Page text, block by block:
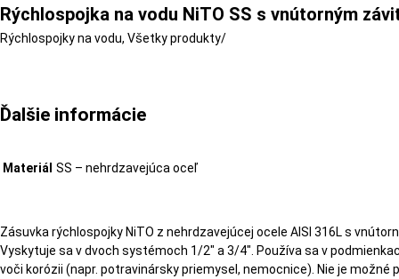
Rýchlospojka na vodu NiTO SS s vnútorným
Rýchlospojky na vodu, Všetky produkty/
Ďalšie informácie
Materiál SS – nehrdzavejúca oceľ
Zásuvka rýchlospojky NiTO z nehrdzavejúcej ocele AISI 316L s
Vyskytuje sa v dvoch systémoch 1/2″ a 3/4″. Používa sa v
voči korózii (napr. potravinársky priemysel, nemocnice). Nie je